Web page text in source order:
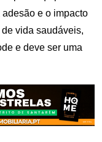
e o impacto
vida saudáveis,
e deve ser uma